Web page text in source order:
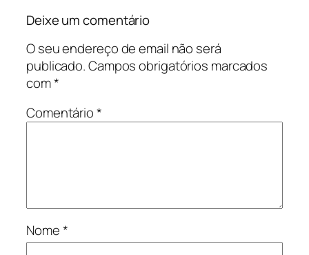
Deixe um comentário
O seu endereço de email não será
publicado.Campos obrigatórios marcados
com*
Comentário*
Nome*